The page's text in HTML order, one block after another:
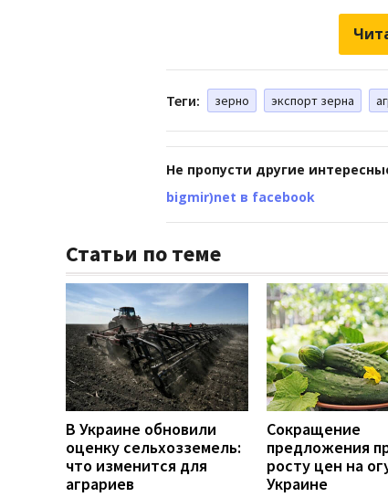
Теги: зерно экспорт зерна
Не пропусти другие
bigmir)net в facebook
Статьи по теме
В Украине обновили
оценку сельхозземель:
что изменится для
аграриев
Сокращение
предложения
росту цен на
Украине